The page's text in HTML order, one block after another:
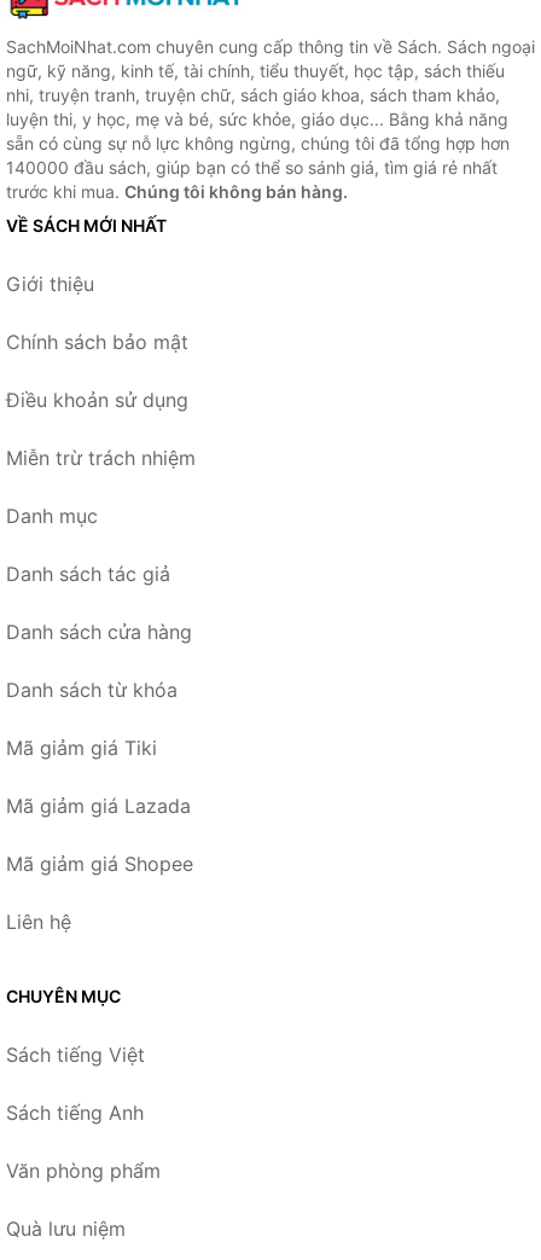
SachMoiNhat.com chuyên cung cấp thông tin về Sách. Sách ngoại
ngữ, kỹ năng, kinh tế, tài chính, tiểu thuyết, học tập, sách thiếu
nhi, truyện tranh, truyện chữ, sách giáo khoa, sách tham khảo,
luyện thi, y học, mẹ và bé, sức khỏe, giáo dục... Bằng khả năng
sẵn có cùng sự nỗ lực không ngừng, chúng tôi đã tổng hợp hơn
140000 đầu sách, giúp bạn có thể so sánh giá, tìm giá rẻ nhất
trước khi mua. Chúng tôi không bán hàng.
VỀ SÁCH MỚI NHẤT
Giới thiệu
Chính sách bảo mật
Điều khoản sử dụng
Miễn trừ trách nhiệm
Danh mục
Danh sách tác giả
Danh sách cửa hàng
Danh sách từ khóa
Mã giảm giá Tiki
Mã giảm giá Lazada
Mã giảm giá Shopee
Liên hệ
CHUYÊN MỤC
Sách tiếng Việt
Sách tiếng Anh
Văn phòng phẩm
Quà lưu niệm